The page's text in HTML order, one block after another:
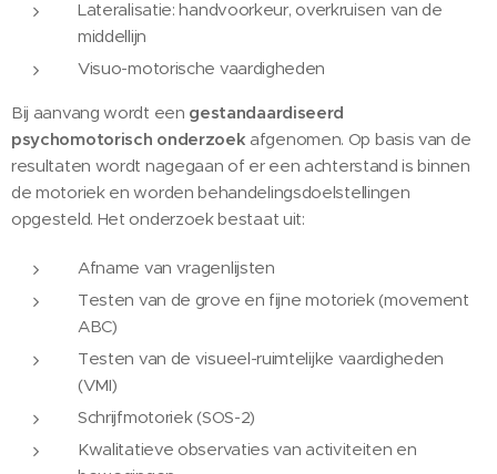
Lateralisatie: handvoorkeur, overkruisen van de
middellijn
Visuo-motorische vaardigheden
Bij aanvang wordt een gestandaardiseerd
psychomotorisch onderzoek afgenomen. Op basis van de
resultaten wordt nagegaan of er een achterstand is binnen
de motoriek en worden behandelingsdoelstellingen
opgesteld. Het onderzoek bestaat uit:
Afname van vragenlijsten
Testen van de grove en fijne motoriek (movement
ABC)
Testen van de visueel-ruimtelijke vaardigheden
(VMI)
Schrijfmotoriek (SOS-2)
Kwalitatieve observaties van activiteiten en